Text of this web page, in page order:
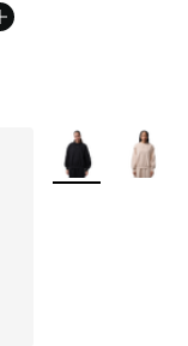
Weitere Farben